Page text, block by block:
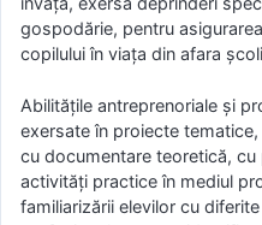
gospodărie, pentru
copilului în viața din afara
Abilitățile antreprenoriale și
exersate în proiecte
cu documentare teoretică, cu
activități practice în mediul
familiarizării elevilor cu